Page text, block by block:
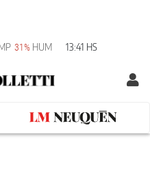
31% HUM 13:41 HS